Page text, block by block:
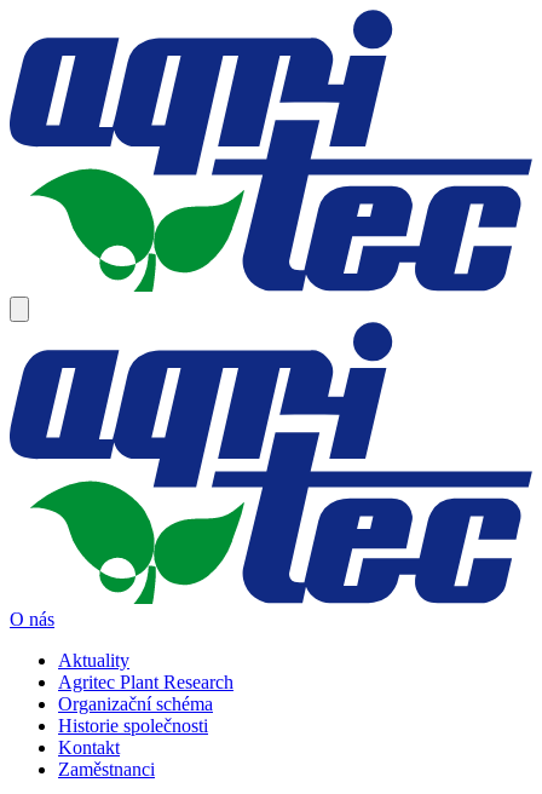
O nás
Aktuality
Agritec Plant Research
Organizační schéma
Historie společnosti
Kontakt
Zaměstnanci